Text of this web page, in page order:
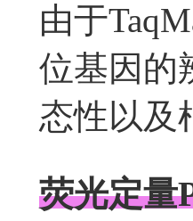
由于
位基因的
态性以及
荧光定量